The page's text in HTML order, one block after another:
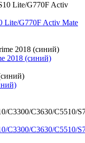
Lite/G770F Activ Mate
2018 (синий)
C3300/C3630/C5510/